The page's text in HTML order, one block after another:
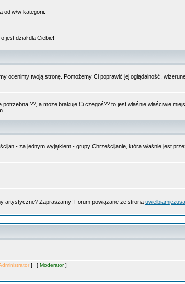
od w/w kategorii.
jest dział dla Ciebie!
ocenimy twoją stronę. Pomożemy Ci poprawić jej oglądalność,
??, a może brakuje Ci czegoś?? to jest właśnie właściwie
- za jednym wyjątkiem - grupy Chrześcijanie, która właśnie jest
artystyczne? Zapraszamy! Forum powiązane ze stroną
] [ Moderator]